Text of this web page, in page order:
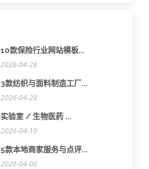
10款保险行业网站模板...
2026-04-28
3款纺织与面料制造工厂...
2026-04-28
实验室 / 生物医药 ...
2026-04-10
5款本地商家服务与点评...
2026-04-06